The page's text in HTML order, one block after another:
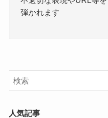
弾かれます
人気記事